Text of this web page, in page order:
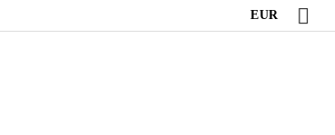
EUR